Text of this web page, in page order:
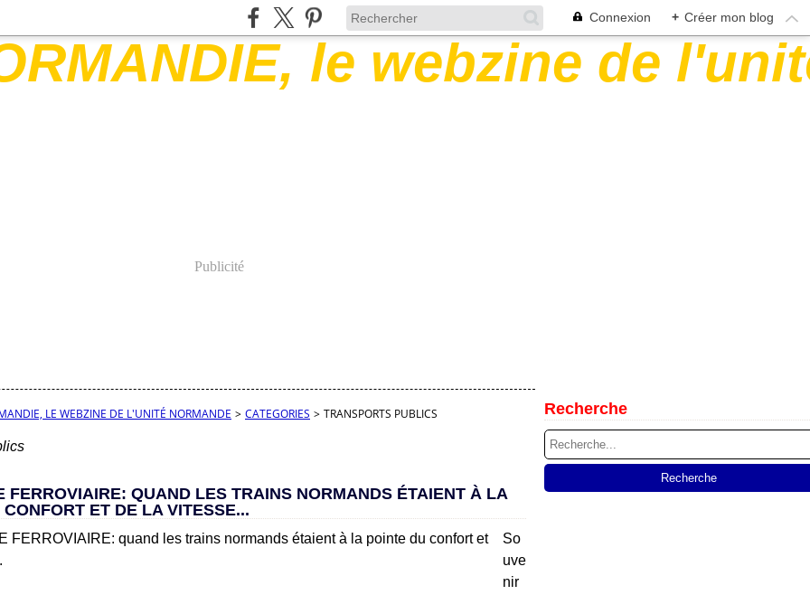
Connexion + Créer mon blog
Publicité
LE WEBZINE DE L'UNITÉ NORMANDE > CATEGORIES > TRANSPORTS PUBLICS
FERROVIAIRE: QUAND LES TRAINS NORMANDS ÉTAIENT À LA
CONFORT ET DE LA VITESSE...
So
uve
nir
Recherche